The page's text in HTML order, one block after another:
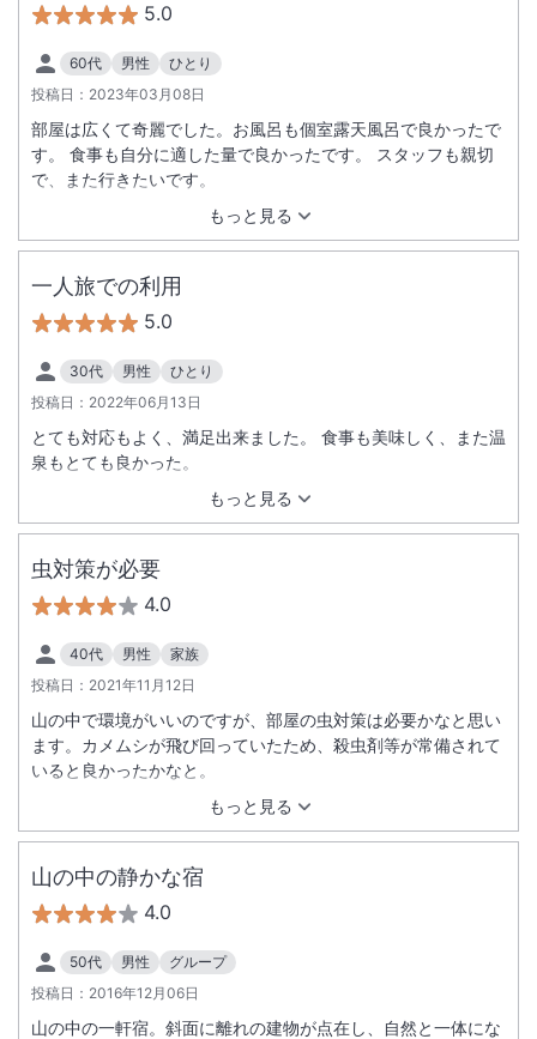
5.0
60代 男性
ひとり
投稿日： 2023年03月08日
もっと見る
部屋は広くて奇麗でした。お風呂も個室露天風呂で良かったで
す。 食事も自分に適した量で良かったです。 スタッフも親切
で、また行きたいです。
一人旅での利用
5.0
30代 男性
ひとり
投稿日： 2022年06月13日
もっと見る
とても対応もよく、満足出来ました。 食事も美味しく、また温
泉もとても良かった。
虫対策が必要
4.0
40代 男性
家族
投稿日： 2021年11月12日
もっと見る
山の中で環境がいいのですが、部屋の虫対策は必要かなと思い
ます。カメムシが飛び回っていたため、殺虫剤等が常備されて
いると良かったかなと。
山の中の静かな宿
4.0
50代 男性
グループ
投稿日： 2016年12月06日
山の中の一軒宿。斜面に離れの建物が点在し、自然と一体にな